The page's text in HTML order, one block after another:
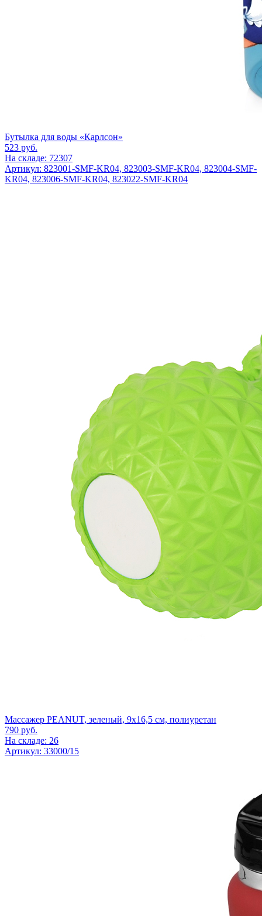
Бутылка для воды «Карлсон»
523 руб.
На складе: 72307
Артикул: 823001-SMF-KR04, 823003-SMF-KR04, 823004-SMF-
KR04, 823006-SMF-KR04, 823022-SMF-KR04
Массажер PEANUT, зеленый, 9x16,5 см, полиуретан
790 руб.
На складе: 26
Артикул: 33000/15